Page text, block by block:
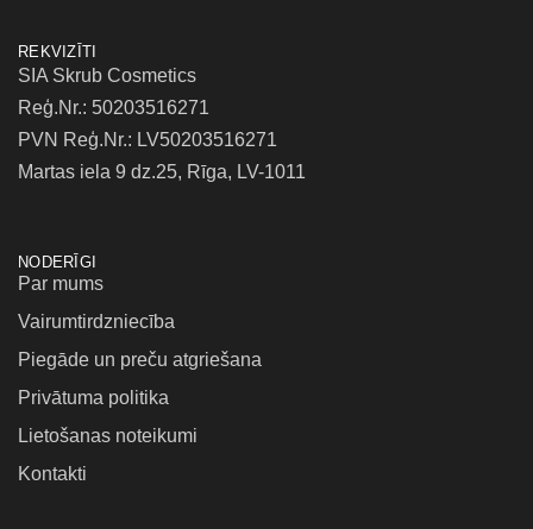
REKVIZĪTI
SIA Skrub Cosmetics
Reģ.Nr.: 50203516271
PVN Reģ.Nr.: LV50203516271
Martas iela 9 dz.25, Rīga, LV-1011
NODERĪGI
Par mums
Vairumtirdzniecība
Piegāde un preču atgriešana
Privātuma politika
Lietošanas noteikumi
Kontakti